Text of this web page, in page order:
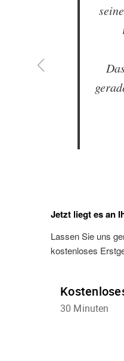
Jetzt liegt es an
Lassen Sie uns
kostenloses